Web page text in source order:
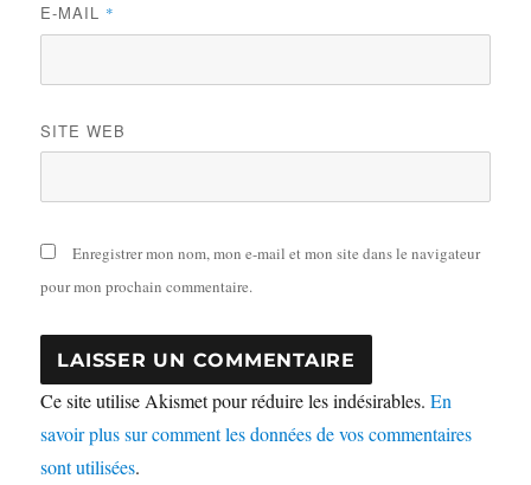
E-MAIL *
SITE WEB
Enregistrer mon nom, mon e-mail et mon site dans le navigateur
pour mon prochain commentaire.
Ce site utilise Akismet pour réduire les indésirables.En
savoir plus sur comment les données de vos commentaires
sont utilisées.